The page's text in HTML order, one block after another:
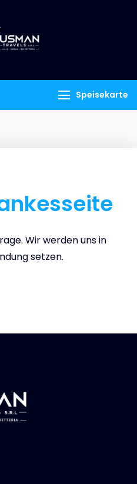
trifft.
Speisekarte
Wir werden uns in
setzen.